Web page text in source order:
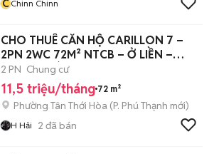
CChinn Chinn
CHO THUÊ CĂN HỘ CARILLON 7 –
2PN 2WC 72M² NTCB – Ở LIỀN –
11.5TR/THÁNG
2 PN Chung cư
11,5 triệu/tháng 72 m²
Phường Tân Thới Hòa (P. Phú Thạnh mới)
H Hải 2 đã bán